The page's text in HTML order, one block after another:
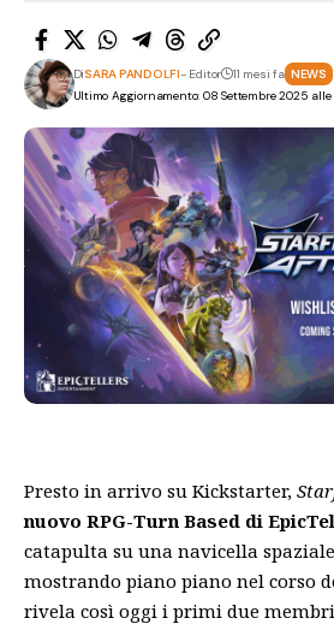
Ultimo Aggiornamento: 08 Settembre 2025 alle
DiSARA PANDOLFI- Editor 11 mesi fa NEWS
Presto in arrivo su Kickstarter,
nuovo RPG-Turn Based di
catapulta su una navicella
mostrando piano piano nel corso
rivela così oggi i primi due